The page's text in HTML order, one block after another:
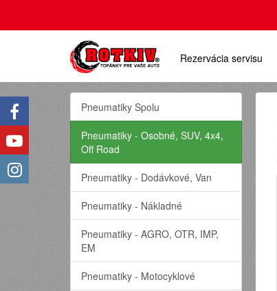
Rezervácia servisu
Pneumatiky Spolu
Pneumatiky - Osobné, SUV, 4x4,
Off Road
Pneumatiky - Dodávkové, Van
Pneumatiky - Nákladné
Pneumatiky - AGRO, OTR, IMP,
EM
Pneumatiky - Motocyklové